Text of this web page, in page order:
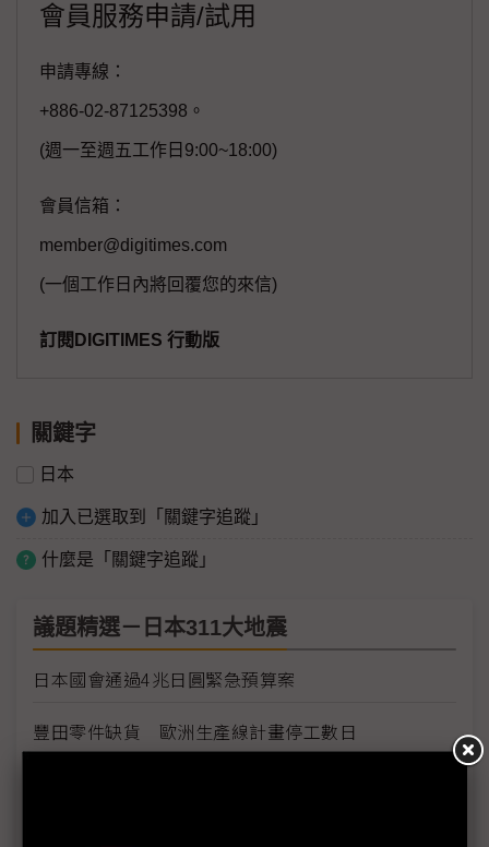
會員服務申請/試用
申請專線：
+886-02-87125398。
(週一至週五工作日9:00~18:00)
會員信箱：
member@digitimes.com
(一個工作日內將回覆您的來信)
訂閱DIGITIMES 行動版
關鍵字
日本
加入已選取到「關鍵字追蹤」
什麼是「關鍵字追蹤」
議題精選－日本311大地震
日本國會通過4兆日圓緊急預算案
豐田零件缺貨 歐洲生產線計畫停工數日